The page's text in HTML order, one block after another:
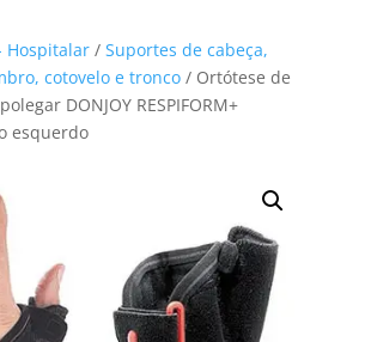
Hospitalar/ Suportes de cabeça,
cotovelo e tronco/ Ortótese de
DONJOY RESPIFORM+
esquerdo